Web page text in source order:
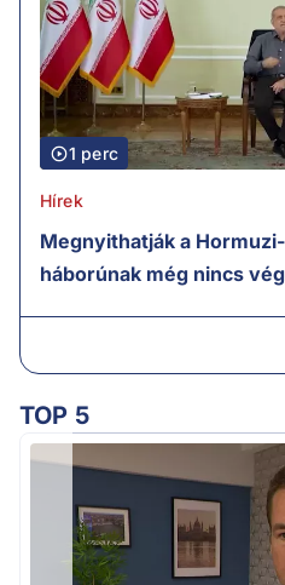
1 perc
Hírek
Megnyithatják a
háborúnak még nincs
TOP 5